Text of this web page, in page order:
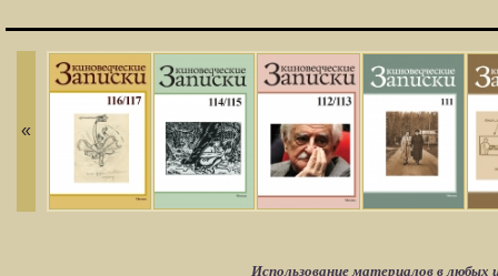
«
Использование материалов в любых